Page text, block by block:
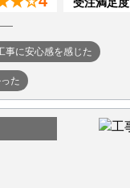
事に安心感を感じた
た